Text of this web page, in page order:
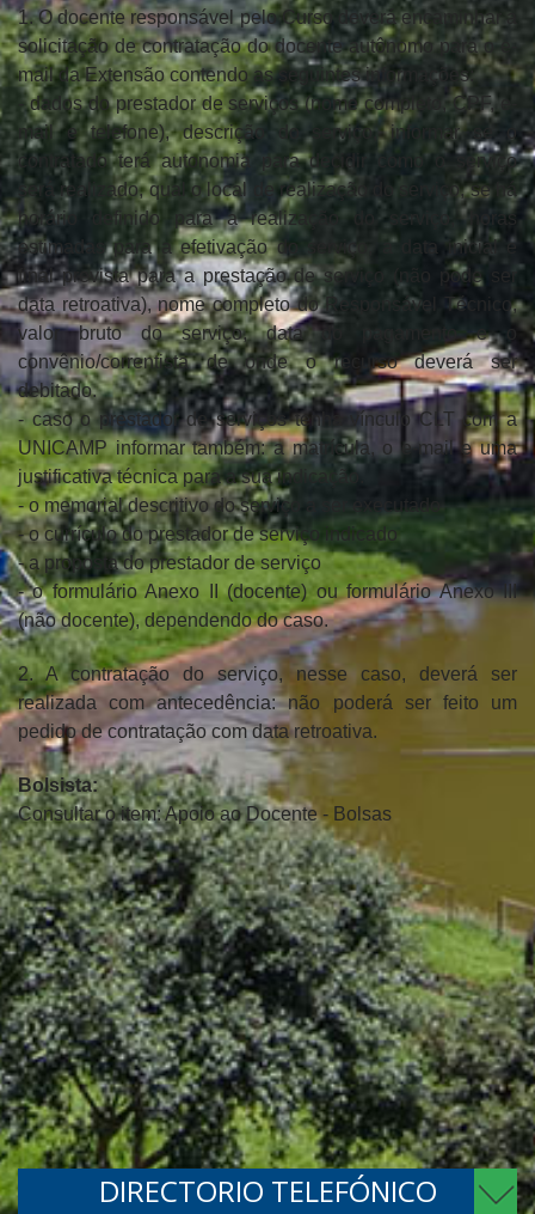
1. O docente responsável pelo Curso deverá encaminhar a
solicitação de contratação do docente autônomo para o e-
mail da Extensão contendo as seguintes informações:
- dados do prestador de serviços (nome completo, CPF, e-
mail e telefone), descrição do serviço, informar se o
contratado terá autonomia para decidir como o serviço
será realizado, qual o local de realização do serviço, se há
horário definido para a realização do serviço, horas
estimadas para a efetivação do serviço, a data inicial e
final prevista para a prestação de serviço (não pode ser
data retroativa), nome completo do Responsável Técnico,
valor bruto do serviço, data do pagamento e o
convênio/correntista de onde o recurso deverá ser
debitado.
- caso o prestador de serviços tenha vínculo CLT com a
UNICAMP informar também: a matrícula, o e-mail e uma
justificativa técnica para a sua indicação.
- o memorial descritivo do serviço a ser executado
- o currículo do prestador de serviço indicado
- a proposta do prestador de serviço
- o formulário Anexo II (docente) ou formulário Anexo III
(não docente), dependendo do caso.
2. A contratação do serviço, nesse caso, deverá ser
realizada com antecedência: não poderá ser feito um
pedido de contratação com data retroativa.
Bolsista:
Consultar o item: Apoio ao Docente - Bolsas
DIRECTORIO TELEFÓNICO